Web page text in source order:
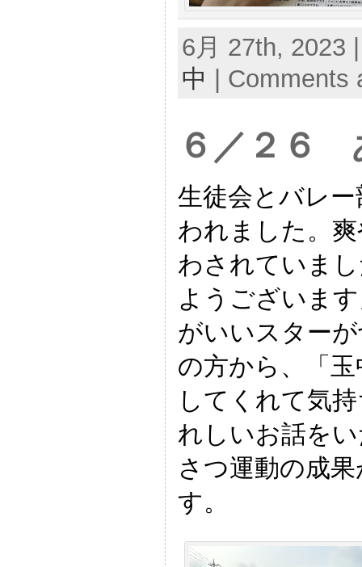
6月 27th, 2023
中
Comments
６／２６
生徒会とバレ
われました。
わされていま
ようございま
がいいスター
の方から、「
してくれて気
れしいお話を
さつ運動の成
す。